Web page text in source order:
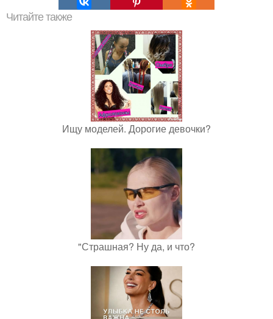
Читайте также
Ищу моделей. Дорогие девочки?
"Страшная? Ну да, и что?